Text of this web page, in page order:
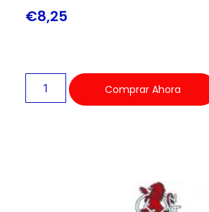
€8,25
Comprar Ahora